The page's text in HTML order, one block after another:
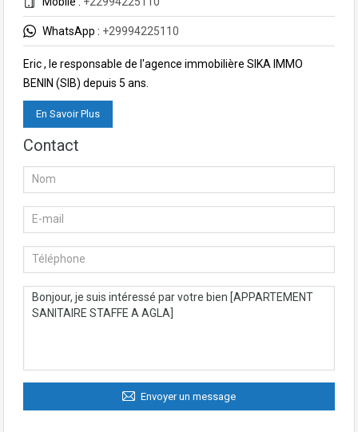
WhatsApp : +29994225110
Eric , le responsable de l'agence immobilière SIKA IMMO
BENIN (SIB) depuis 5 ans.
En Savoir Plus
Contact
Envoyer un message